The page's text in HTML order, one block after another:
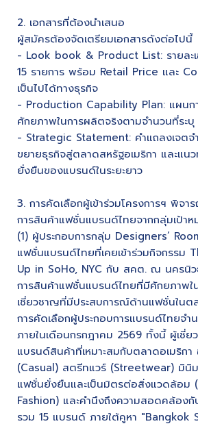
2. เอกสารที่ต้องนำเสนอ
ผู้สมัครต้องจัดเตรียมเอกสารดังต่อไปนี้
- Look book & Product List: รายละ
15 รายการ พร้อม Retail Price และ
เป็นไปได้ทางธุรกิจ
- Production Capability Plan: แผน
ศักยภาพในการผลิตจริงตามจำนวนที่ระบุ
- Strategic Statement: คำแถลงเจตจ
ขยายธุรกิจสู่ตลาดสหรัฐอเมริกา และแนว
ยั่งยืนของแบรนด์ในระยะยาว
3. การคัดเลือกผู้เข้าร่วมโครงการฯ พิจ
การสินค้าแฟชั่นแบรนด์ไทยจากกลุ่มเป้า
(1) ผู้ประกอบการกลุ่ม Designers’
แฟชั่นแบรนด์ไทยที่เคยเข้าร่วมกิจกรรม
Up in SoHo, NYC กับ สคต. ณ นครนิ
การสินค้าแฟชั่นแบรนด์ไทยที่มีศักยภาพใ
เชี่ยวชาญที่มีประสบการณ์ด้านแฟชั่นในตล
การคัดเลือกผู้ประกอบการแบรนด์ไทยจำ
ภายในเดือนกรกฎาคม 2569 ทั้งนี้ ผู้เชี่ย
แบรนด์สินค้าที่เหมาะสมกับตลาดอเมริก
(Casual) สตรีทแวร์ (Streetwear) มิ
แฟชั่นยั่งยืนและเป็นมิตรต่อสิ่งแวดล้อม
Fashion) และคำนึงถึงความสอดคล้อง
รวม 15 แบรนด์ ภายใต้คูหา "Bangkok